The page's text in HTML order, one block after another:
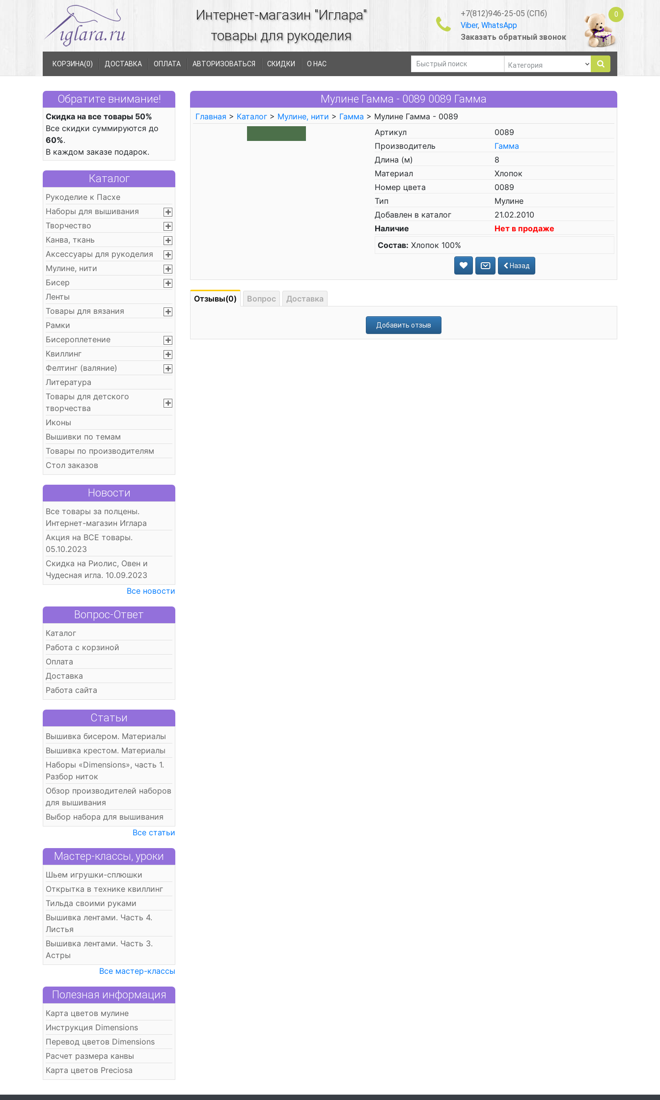
Интернет-магазин "Иглара"
товары для рукоделия
+7(812)946-25-05 (СПб)
Viber, WhatsApp
Заказать обратный звонок
0
КОРЗИНА(0) ДОСТАВКА ОПЛАТА АВТОРИЗОВАТЬСЯ СКИДКИ О НАС
Обратите внимание!
Скидка на все товары 50%
Все скидки суммируются до
60%.
В каждом заказе подарок.
Каталог
Рукоделие к Пасхе
Наборы для вышивания
Творчество
Канва, ткань
Аксессуары для рукоделия
Мулине, нити
Бисер
Ленты
Товары для вязания
Рамки
Бисероплетение
Квиллинг
Фелтинг (валяние)
Литература
Товары для детского
творчества
Иконы
Вышивки по темам
Товары по производителям
Стол заказов
Новости
Все товары за полцены.
Интернет-магазин Иглара
Акция на ВСЕ товары.
05.10.2023
Скидка на Риолис, Овен и
Чудесная игла. 10.09.2023
Все новости
Вопрос-Ответ
Каталог
Работа с корзиной
Оплата
Доставка
Работа сайта
Статьи
Вышивка бисером. Материалы
Вышивка крестом. Материалы
Наборы «Dimensions», часть 1.
Разбор ниток
Обзор производителей наборов
для вышивания
Выбор набора для вышивания
Все статьи
Мастер-классы, уроки
Шьем игрушки-сплюшки
Открытка в технике квиллинг
Тильда своими руками
Вышивка лентами. Часть 4.
Листья
Вышивка лентами. Часть 3.
Астры
Все мастер-классы
Полезная информация
Карта цветов мулине
Инструкция Dimensions
Перевод цветов Dimensions
Расчет размера канвы
Карта цветов Preciosa
Мулине Гамма - 0089 0089 Гамма
Главная > Каталог > Мулине, нити > Гамма > Мулине Гамма - 0089
Артикул
0089
Производитель
Гамма
Длина (м)
8
Материал
Хлопок
Номер цвета
0089
Тип
Мулине
Добавлен в каталог
21.02.2010
Наличие
Нет в продаже
Состав: Хлопок 100%
Назад
Отзывы(0) Вопрос Доставка
Добавить отзыв